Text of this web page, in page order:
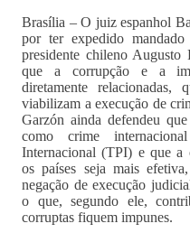
Brasília – O juiz espanhol
por ter expedido
presidente chileno Augusto
que a corrupção e a
diretamente relacionadas,
viabilizam a execução de
Garzón ainda defendeu
como crime
Internacional (TPI) e que a
os países seja mais
negação de execução
o que, segundo ele,
corruptas fiquem impunes.